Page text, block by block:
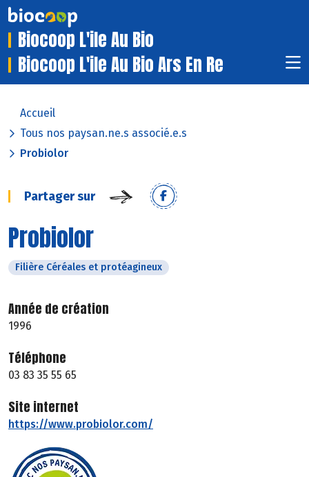
Biocoop L'ile Au Bio
Biocoop L'ile Au Bio Ars En Re
Accueil
Tous nos paysan.ne.s associé.e.s
Probiolor
Partager sur
Probiolor
Filière Céréales et protéagineux
Année de création
1996
Téléphone
03 83 35 55 65
Site internet
https://www.probiolor.com/